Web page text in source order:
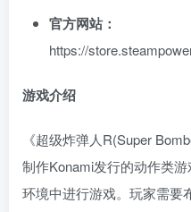
官方网站：
https://
游戏介绍
《超级炸弹人R(Super
制作Konami发行的动作类
环境中进行游戏。玩家需要